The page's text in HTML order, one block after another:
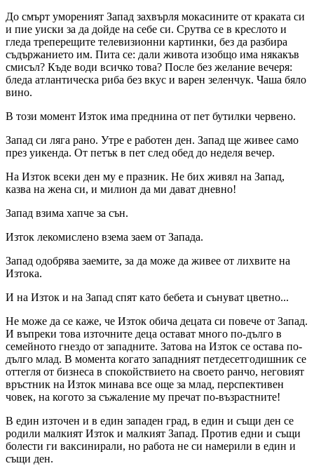
До смърт умореният Запад захвърля мокасините от краката си
и пие уиски за да дойде на себе си. Срутва се в креслото и
гледа треперещите телевизионни картинки, без да разбира
съдържанието им. Пита се: дали живота изобщо има някакъв
смисъл? Къде води всичко това? После без желание вечеря:
бледа атлантическа риба без вкус и варен зеленчук. Чаша бяло
вино.
В този момент Изток има преднина от пет бутилки червено.
Запад си ляга рано. Утре е работен ден. Запад ще живее само
през уикенда. От петък в пет след обед до неделя вечер.
На Изток всеки ден му е празник. Не бих живял на Запад,
казва на жена си, и милион да ми дават дневно!
Запад взима хапче за сън.
Изток лекомислено взема заем от Запада.
Запад одобрява заемите, за да може да живее от лихвите на
Изтока.
И на Изток и на Запад спят като бебета и сънуват цветно...
Не може да се каже, че Изток обича децата си повече от Запад.
И въпреки това източните деца остават много по-дълго в
семейното гнездо от западните. Затова на Изток се остава по-
дълго млад. В момента когато западният петдесетгодишник се
оттегля от бизнеса в спокойствието на своето ранчо, неговият
връстник на Изток минава все още за млад, перспективен
човек, на когото за съжаление му пречат по-възрастните!
В един източен и в един западен град, в един и същи ден се
родили малкият Изток и малкият Запад. Против едни и същи
болести ги ваксинирали, но работа не си намерили в един и
същи ден.